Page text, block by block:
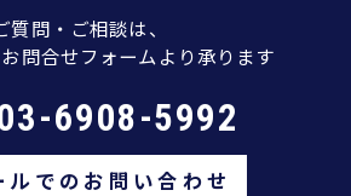
質問・ご相談は、
問合せフォームより承ります
6908-5992
ルでのお問い合わせ